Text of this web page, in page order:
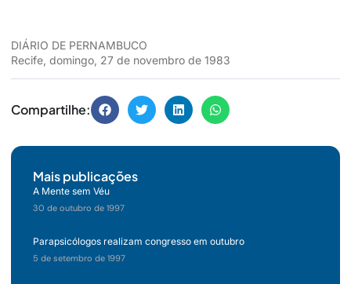
DIÁRIO DE PERNAMBUCO
Recife, domingo, 27 de novembro de 1983
Compartilhe:
Mais publicações
A Mente sem Véu
30 de outubro de 1997
Parapsicólogos realizam congresso em outubro
5 de setembro de 1997